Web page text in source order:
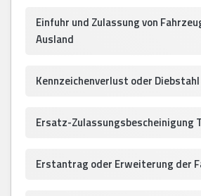
Einfuhr und Zulassung von
Ausland
Kennzeichenverlust oder Diebstahl
Ersatz-Zulassungsbescheinigung
Erstantrag oder Erweiterung der